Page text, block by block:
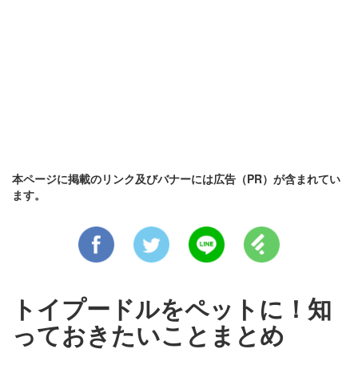
本ページに掲載のリンク及びバナーには広告（PR）が含まれてい
ます。
トイプードルをペットに！知
っておきたいことまとめ